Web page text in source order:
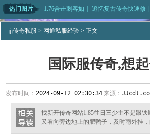
奇法师如何快
热门图片 1.76合击刺客如 追忆复古传奇快速修
需要暗之黄 | 传奇 迷失简单分析 | 1.76精品赌博, | 蓝
jjj传奇私服 > 网通私服经验 > 正文
国际服传奇,想
发布时间： 2024-09-12 02:30:34 来源：
找新开传奇网站1.85往日三少主不是跟
又看向旁边地上的肥鸭子，及时雨外挂